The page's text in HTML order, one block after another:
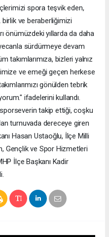
spora teşvik eden,
birlik ve beraberliğimizi
önümüzdeki yıllarda da daha
sürdürmeye devam
takımlarımıza, bizleri yalnız
ve emeği geçen herkese
gönülden tebrik
ifadelerini kullandı.
takip ettiği, coşku
turnuvada dereceye giren
Hasan Ustaoğlu, İlçe Milli
Gençlik ve Spor Hizmetleri
İlçe Başkanı Kadir